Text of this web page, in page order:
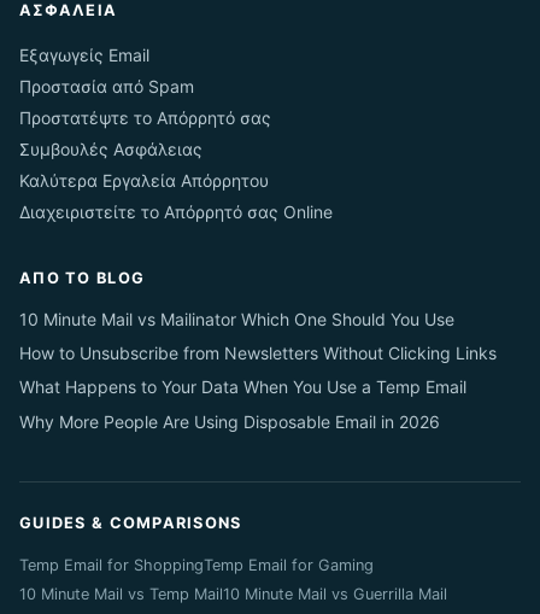
ΑΣΦΆΛΕΙΑ
Εξαγωγείς Email
Προστασία από Spam
Προστατέψτε το Απόρρητό σας
Συμβουλές Ασφάλειας
Καλύτερα Εργαλεία Απόρρητου
Διαχειριστείτε το Απόρρητό σας Online
ΑΠΌ ΤΟ BLOG
10 Minute Mail vs Mailinator Which One Should You Use
How to Unsubscribe from Newsletters Without Clicking Links
What Happens to Your Data When You Use a Temp Email
Why More People Are Using Disposable Email in 2026
GUIDES & COMPARISONS
Temp Email for ShoppingTemp Email for Gaming
10 Minute Mail vs Temp Mail10 Minute Mail vs Guerrilla Mail